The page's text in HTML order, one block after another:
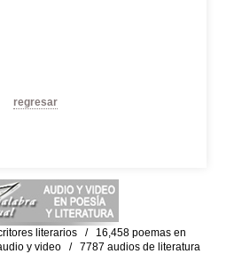
regresar
literarios / 16,458 poemas en
y video / 7787 audios de literatura